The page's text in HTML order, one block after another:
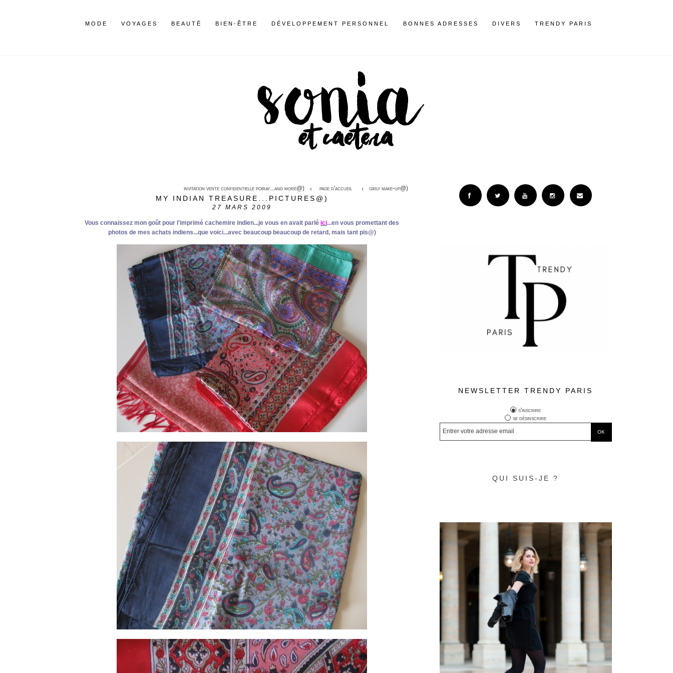
MODE VOYAGES BEAUTÉ BIEN-ÊTRE DÉVELOPPEMENT PERSONNEL BONNES ADRESSES DIVERS TRENDY PARIS
invitation vente confidentielle poiray...and more@) page d'accueil girly make-up@)
MY INDIAN TREASURE...PICTURES@)
27 MARS 2009
Vous connaissez mon goût pour l'imprimé cachemire indien...je vous en avait parléici...en vous promettant des
photos de mes achats indiens...que voici...avec beaucoup beaucoup de retard, mais tant pis@)
NEWSLETTER TRENDY PARIS
s'inscrire
se désinscrire
QUI SUIS-JE ?